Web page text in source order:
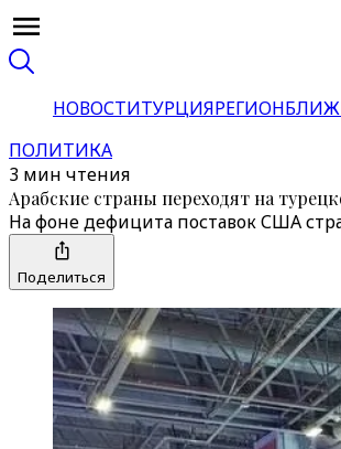
НОВОСТИТУРЦИЯРЕГИОН
ПОЛИТИКА
3 мин чтения
Арабские страны переходят на
На фоне дефицита поставок США
Поделиться